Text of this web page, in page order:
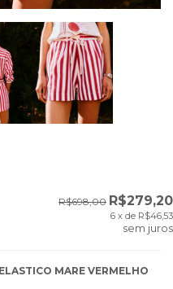
R$698,00 R$279,20
6 x de R$46,53
sem juros
MARE VERMELHO